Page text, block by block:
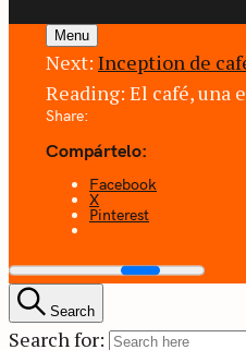
Menu
Next: Inception de
Reading: El café, una
Share:
Compártelo:
Facebook
X
Pinterest
Search
Search for: